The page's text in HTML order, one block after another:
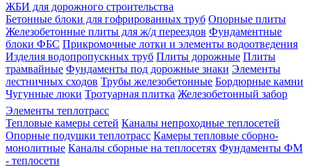
ЖБИ для дорожного строительства
Бетонные блоки для гофрированных труб Опорные плиты
Железобетонные плиты для ж/д переездов Фундаментные
блоки ФБС Прикромочные лотки и элементы водоотведения
Изделия водопропускных труб Плиты дорожные Плиты
трамвайные Фундаменты под дорожные знаки Элементы
лестничных сходов Трубы железобетонные Бордюрные камни
Чугунные люки Тротуарная плитка Железобетонный забор
Элементы теплотрасс
Тепловые камеры сетей Каналы непроходные теплосетей
Опорные подушки теплотрасс Камеры тепловые сборно-
монолитные Каналы сборные на теплосетях Фундаменты ФМ
- теплосети